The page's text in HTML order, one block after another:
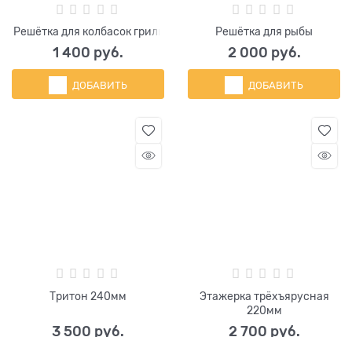
Решётка для колбасок гриль
1 400 руб.
ДОБАВИТЬ
Решётка для рыбы
2 000 руб.
ДОБАВИТЬ
Тритон 240мм
3 500 руб.
Этажерка трёхъярусная
220мм
2 700 руб.